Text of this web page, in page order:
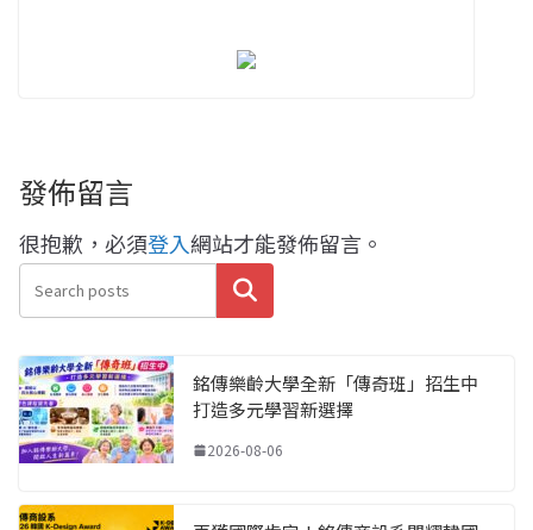
發佈留言
很抱歉，必須登入網站才能發佈留言。
搜尋
銘傳樂齡大學全新「傳奇班」招生中
打造多元學習新選擇
2026-08-06